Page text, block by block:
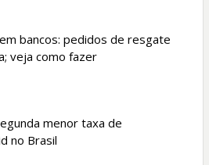
k p
em bancos: pedidos de resgate
veja como fazer
menor taxa de
no Brasil